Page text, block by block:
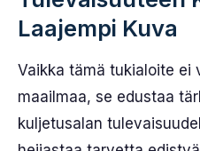
Laajempi Kuva
Vaikka tämä tukialoite ei
maailmaa, se edustaa
kuljetusalan